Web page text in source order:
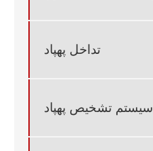
تداخل پهپاد
سیستم تشخیص پهپاد